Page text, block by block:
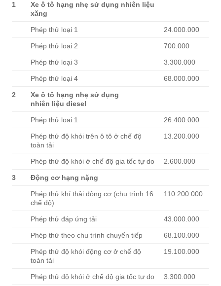
1 Xe ô tô hạng nhẹsử dụng nhiên liệu
xăng
Phép thử loại 1 24.000.000
Phép thử loại 2 700.000
Phép thử loại 3 3.300.000
Phép thử loại 4 68.000.000
2
Xe ô tô hạng nhẹ sử dụng
nhiên liệu diesel
Phép thử loại 1 26.400.000
Phép thử độ khói trên ô tô ở chế độ
toàn tải
13.200.000
Phép thử độ khói ở chế độ gia tốc tự do 2.600.000
3 Động cơ hạng nặng
Phép thử khí thải động cơ (chu trình 16
chế độ)
110.200.000
Phép thử đáp ứng tải 43.000.000
Phép thử theo chu trình chuyển tiếp 68.100.000
Phép thử độ khói động cơ ở chế độ
toàn tải
19.100.000
Phép thử độ khói ở chế độ gia tốc tự do 3.300.000